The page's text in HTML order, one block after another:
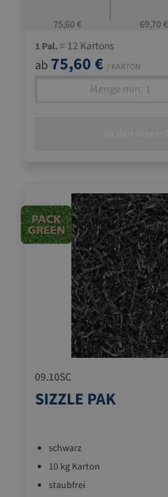
75,60 € 69,70 €
1 Pal. = 12 Kartons
ab 75,60 € / KARTON
09.10SC
SIZZLE PAK
schwarz
10 kg Karton
staubfrei